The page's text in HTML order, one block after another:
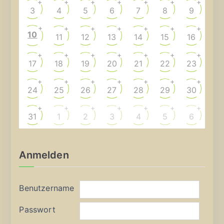
3
+
4
+
5
+
6
+
7
+
8
+
9
+
10
+
11
+
12
+
13
+
14
+
15
+
16
+
17
+
18
+
19
+
20
+
21
+
22
+
23
+
24
+
25
+
26
+
27
+
28
+
29
+
30
+
31
+
1
+
2
+
3
+
4
+
5
+
6
+
Anmelden
Benutzername
Passwort